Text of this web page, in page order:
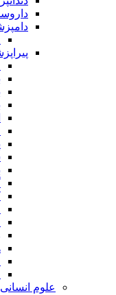
علوم انسانی